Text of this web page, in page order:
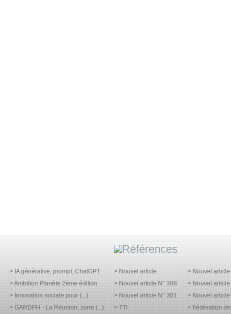
> IA générative, prompt, ChatGPT
> Ambition Planète 2ème édition
> Innovation sociale pour (...)
> GARDPH - La Réunion, zone (...)
> Nouvel article
> Nouvel article N° 308
> Nouvel article N° 301
> TTI
> Nouvel article
> Nouvel article
> Nouvel article
> Fédération